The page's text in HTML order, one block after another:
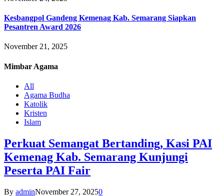
Kesbangpol Gandeng Kemenag Kab. Semarang Siapkan
Pesantren Award 2026
November 21, 2025
Mimbar Agama
All
Agama Budha
Katolik
Kristen
Islam
Perkuat Semangat Bertanding, Kasi PAI
Kemenag Kab. Semarang Kunjungi
Peserta PAI Fair
By adminNovember 27, 20250